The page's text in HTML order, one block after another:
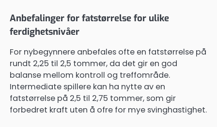
Anbefalinger for fatstørrelse for ulike
ferdighetsnivåer
For nybegynnere anbefales ofte en fatstørrelse på
rundt 2,25 til 2,5 tommer, da det gir en god
balanse mellom kontroll og treffområde.
Intermediate spillere kan ha nytte av en
fatstørrelse på 2,5 til 2,75 tommer, som gir
forbedret kraft uten å ofre for mye svinghastighet.